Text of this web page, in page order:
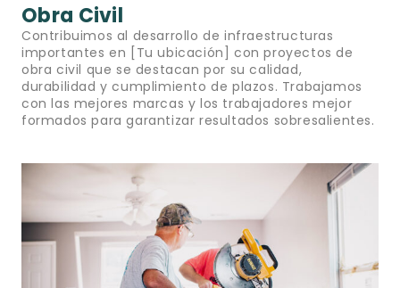
Obra Civil
Contribuimos al desarrollo de infraestructuras
importantes en [Tu ubicación] con proyectos de
obra civil que se destacan por su calidad,
durabilidad y cumplimiento de plazos. Trabajamos
con las mejores marcas y los trabajadores mejor
formados para garantizar resultados sobresalientes.